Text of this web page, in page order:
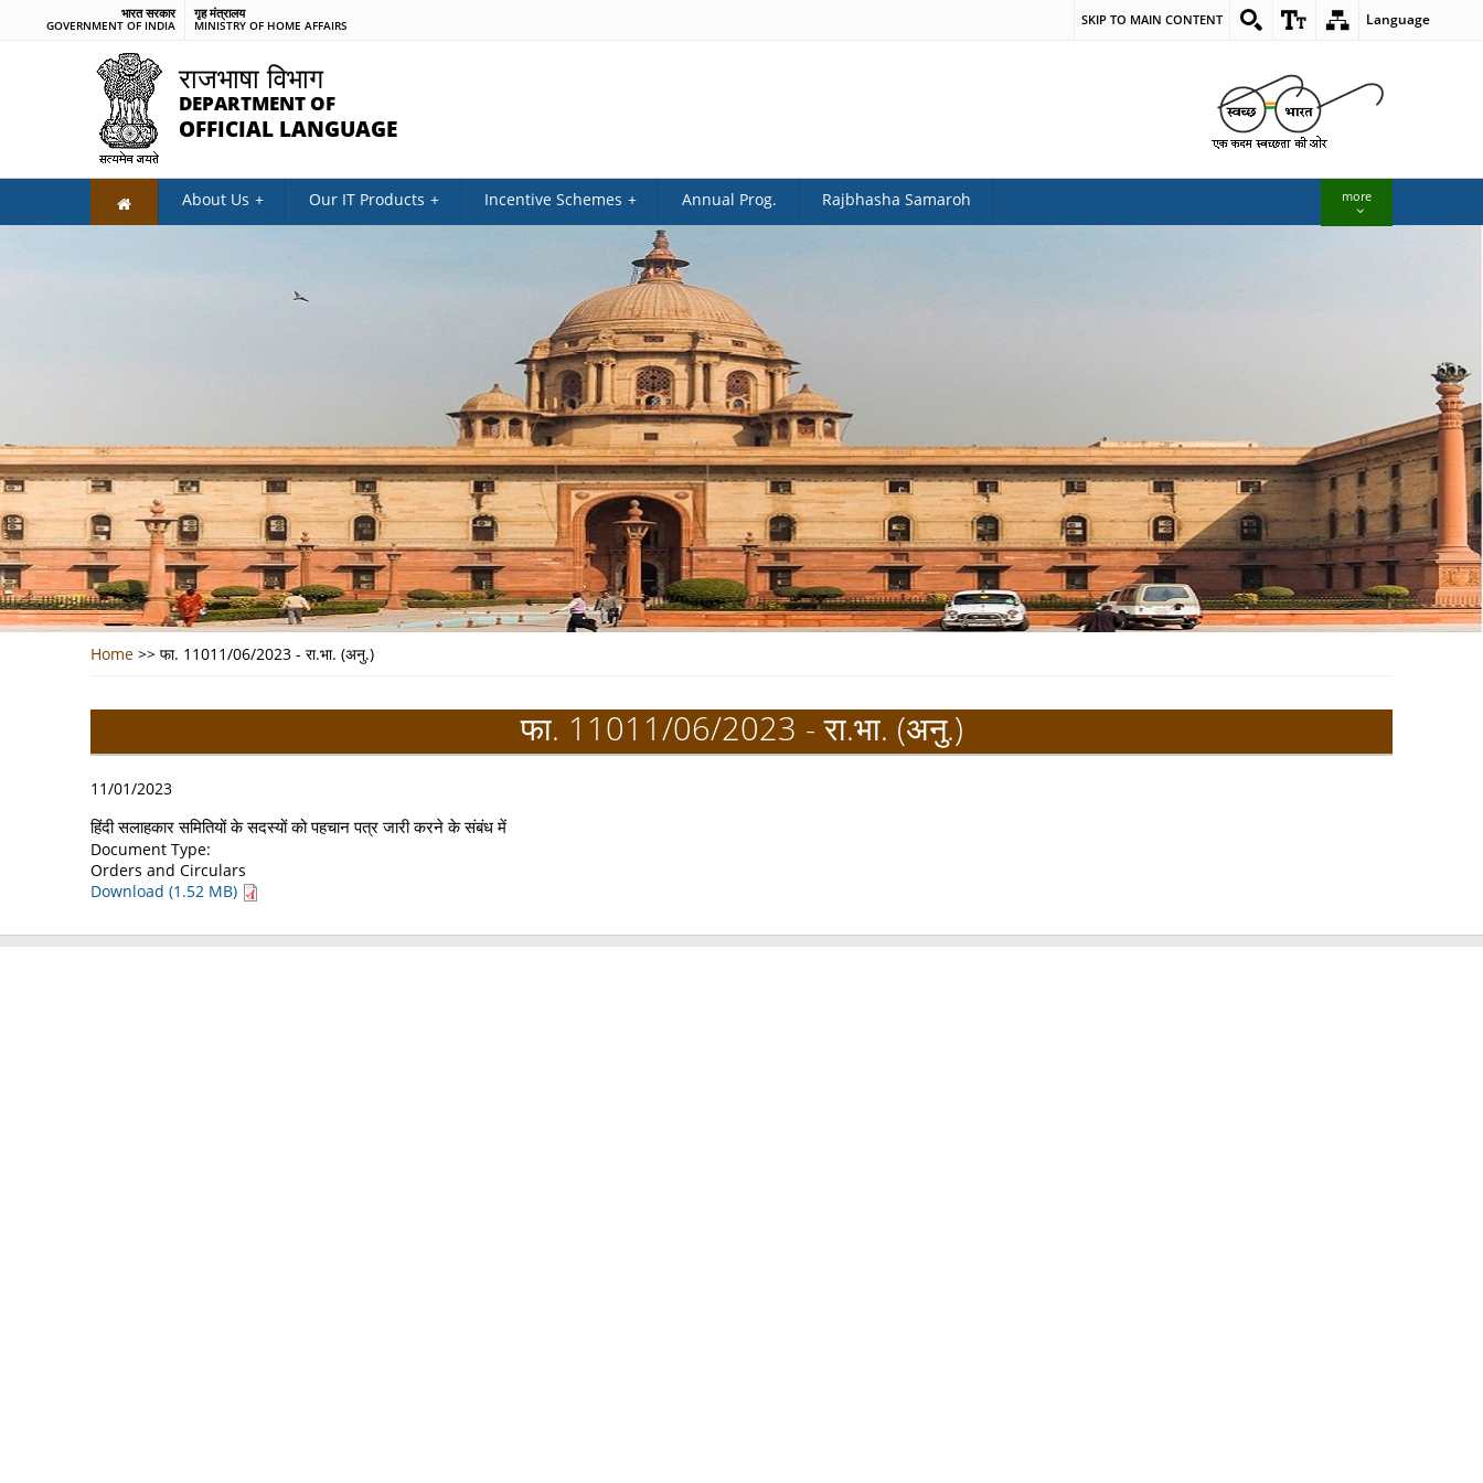
भारत सरकार
GOVERNMENT OF INDIA
गृह मंत्रालय
MINISTRY OF HOME AFFAIRS SKIP TO MAIN CONTENT Language
राजभाषा विभाग
DEPARTMENT OF
OFFICIAL LANGUAGE
About Us Our IT Products Incentive Schemes Annual Prog. Rajbhasha Samaroh more
Home >> फा. 11011/06/2023 - रा.भा. (अनु.)
फा. 11011/06/2023 - रा.भा. (अनु.)
11/01/2023
हिंदी सलाहकार समितियों के सदस्यों को पहचान पत्र जारी करने के संबंध में
Document Type:
Orders and Circulars
Download (1.52 MB)